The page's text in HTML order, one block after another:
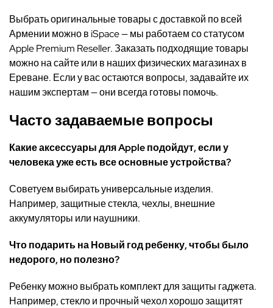
Выбрать оригинальные товары с доставкой по всей
Армении можно в iSpace — мы работаем со статусом
Apple Premium Reseller. Заказать подходящие товары
можно на сайте или в наших физических магазинах в
Ереване. Если у вас остаются вопросы, задавайте их
нашим экспертам — они всегда готовы помочь.
Часто задаваемые вопросы
Какие аксессуары для Apple подойдут, если у
человека уже есть все основные устройства?
Советуем выбирать универсальные изделия.
Например, защитные стекла, чехлы, внешние
аккумуляторы или наушники.
Что подарить на Новый год ребенку, чтобы было
недорого, но полезно?
Ребенку можно выбрать комплект для защиты гаджета.
Например, стекло и прочный чехол хорошо защитят